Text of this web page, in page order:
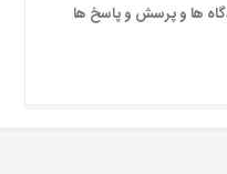
ها و پرسش و پاسخ ها